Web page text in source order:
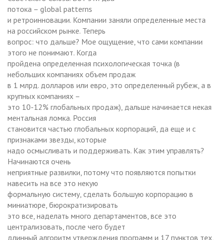
потока – global patterns
и ретроинновации. Компании заняли определенные места
на российском рынке. Теперь
вопрос: что дальше? Мое ощущение, что сами компании
этого не понимают. Когда
пройдена определенная психологическая точка (в
небольших компаниях объем продаж
в 1 млрд. долларов или евро, это определенный рубеж, а в
крупных компаниях –
это 10-12% глобальных продаж), дальше начинается некая
ментальная ломка. Россия
становится частью глобальных корпораций, да еще и с
признаками звезды, которые
надо осмысливать и поддерживать. Как этим управлять?
Начинаются очень
неприятные развилки, потому что появляются попытки
навесить на все это некую
формальную систему, сделать большую корпорацию в
миниатюре, бюрократизировать
это все, наделать много департаментов, все это
централизовать, после чего будет
длинный алгоритм утверждения программ и 17 пунктов тех,